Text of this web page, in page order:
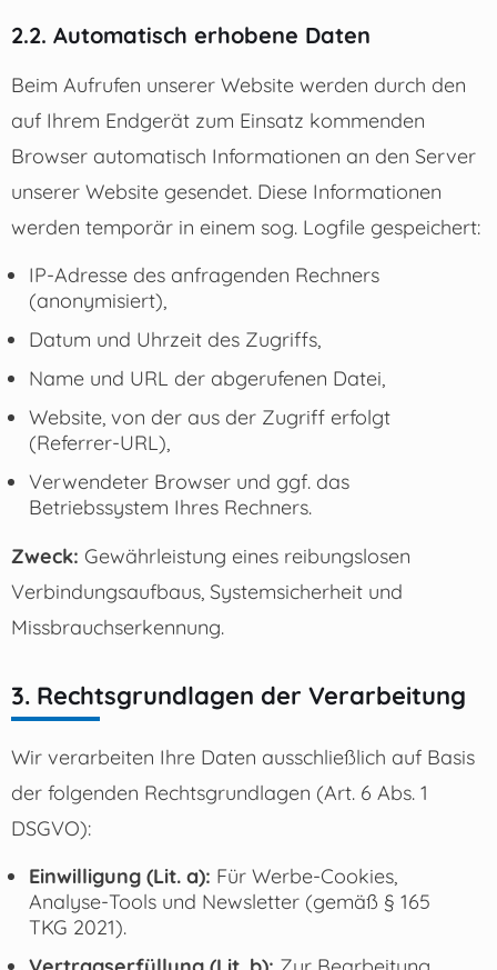
2.2. Automatisch erhobene Daten
Beim Aufrufen unserer Website werden durch den
auf Ihrem Endgerät zum Einsatz kommenden
Browser automatisch Informationen an den Server
unserer Website gesendet. Diese Informationen
werden temporär in einem sog. Logfile gespeichert:
IP-Adresse des anfragenden Rechners
(anonymisiert),
Datum und Uhrzeit des Zugriffs,
Name und URL der abgerufenen Datei,
Website, von der aus der Zugriff erfolgt
(Referrer-URL),
Verwendeter Browser und ggf. das
Betriebssystem Ihres Rechners.
Zweck: Gewährleistung eines reibungslosen
Verbindungsaufbaus, Systemsicherheit und
Missbrauchserkennung.
3. Rechtsgrundlagen der Verarbeitung
Wir verarbeiten Ihre Daten ausschließlich auf Basis
der folgenden Rechtsgrundlagen (Art. 6 Abs. 1
DSGVO):
Einwilligung (Lit. a): Für Werbe-Cookies,
Analyse-Tools und Newsletter (gemäß § 165
TKG 2021).